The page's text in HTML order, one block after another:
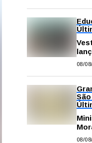
08/
08/